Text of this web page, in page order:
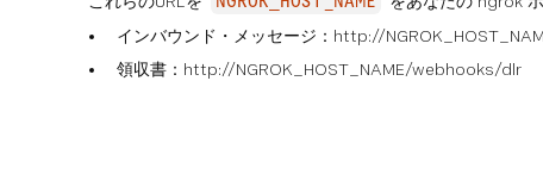
インバウンド・メッセージ：http://
領収書：http://NGROK_HOST_NAME/webhooks/dlr